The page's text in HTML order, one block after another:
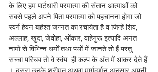
के लिए हम पार्टधारी परमात्मा की संतान आत्माओं को
सबसे पहले अपने पिता परमात्मा को पहचानना होगा जो
स्वर्ग हेवन बहिश्त जन्नत का रचयिता है व जिन्हें शिव,
अल्लाह, खुदा, जेवोहा, ओंकार, वाहेगुरू इत्यादि अनंत
नामों से विभिन्न धर्मों तथा पंथों में जानते तो हैं परंतु
सच्चा परिचय तो वे स्वंय  ही कल्प के अंत में आकर देते हैं